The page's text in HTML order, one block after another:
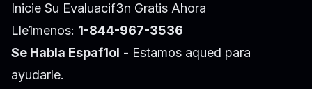
Inicie Su Evaluacif3n Gratis Ahora
Lle1menos: 1-844-967-3536
Se Habla Espaf1ol - Estamos aqued para
ayudarle.